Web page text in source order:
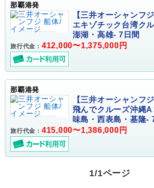
那覇港発
【三井オーシャンフ
エキゾチック台湾ク
澎湖・高雄- 7日間
旅行代金： 412,000〜1,375,000円
那覇港発
【三井オーシャンフ
飛んでクルーズ沖縄A
味島・西表島・基隆-
旅行代金： 415,000〜1,386,000円
1/1ページ